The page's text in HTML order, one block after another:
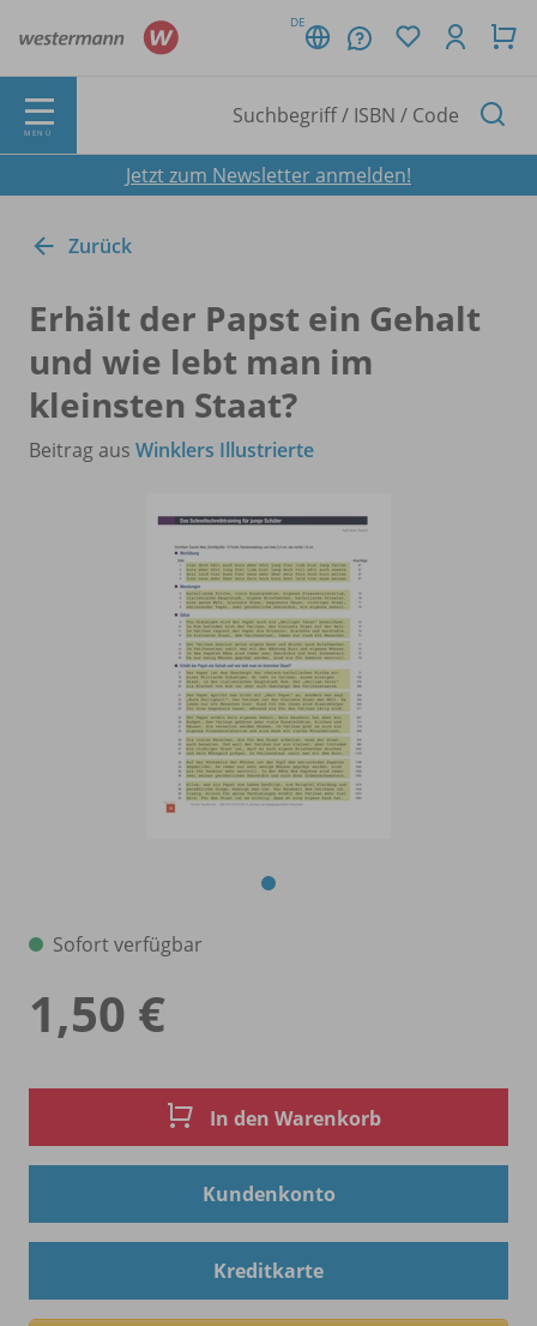
DE
MENÜ
Jetzt zum Newsletter anmelden!
Zurück
Erhält der Papst ein Gehalt
und wie lebt man im
kleinsten Staat?
Beitrag aus Winklers Illustrierte
Sofort verfügbar
1,50 €
In den Warenkorb
Kundenkonto
Kreditkarte